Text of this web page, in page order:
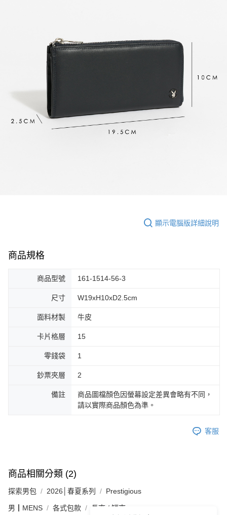
顯示電腦版詳細說明
商品規格
商品型號 161-1514-56-3
尺寸 W19xH10xD2.5cm
面料材製 牛皮
卡片格層 15
零錢袋 1
鈔票夾層 2
備註
商品圖檔顏色因螢幕設定差異會略有不同，
請以實際商品顏色為準。
客服
商品相關分類 (2)
探索男包 2026│春夏系列 Prestigious
男┃MENS 各式包款 長夾 / 短夾